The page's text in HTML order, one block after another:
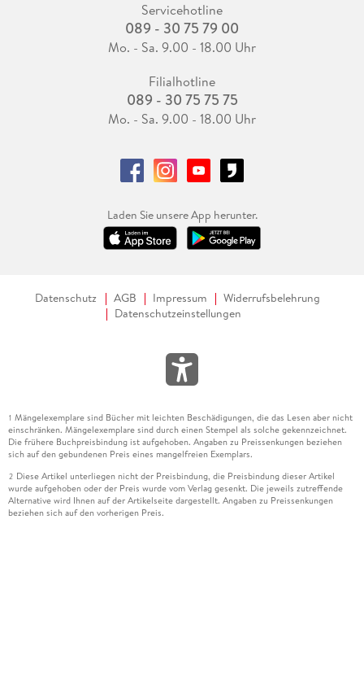
Servicehotline
089 - 30 75 79 00
Mo. - Sa. 9.00 - 18.00 Uhr
Filialhotline
089 - 30 75 75 75
Mo. - Sa. 9.00 - 18.00 Uhr
Laden Sie unsere App herunter.
Datenschutz AGB Impressum
Widerrufsbelehrung
Datenschutzeinstellungen
1 Mängelexemplare sind Bücher mit leichten Beschädigungen, die das Lesen aber nicht
einschränken. Mängelexemplare sind durch einen Stempel als solche gekennzeichnet.
Die frühere Buchpreisbindung ist aufgehoben. Angaben zu Preissenkungen beziehen
sich auf den gebundenen Preis eines mangelfreien Exemplars.
2 Diese Artikel unterliegen nicht der Preisbindung, die Preisbindung dieser Artikel
wurde aufgehoben oder der Preis wurde vom Verlag gesenkt. Die jeweils zutreffende
Alternative wird Ihnen auf der Artikelseite dargestellt. Angaben zu Preissenkungen
beziehen sich auf den vorherigen Preis.